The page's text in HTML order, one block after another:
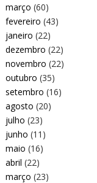
março (60)
fevereiro (43)
janeiro (22)
dezembro (22)
novembro (22)
outubro (35)
setembro (16)
agosto (20)
julho (23)
junho (11)
maio (16)
abril (22)
março (23)